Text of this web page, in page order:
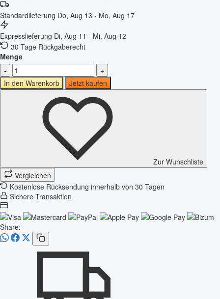
Standardlieferung Do, Aug 13 - Mo, Aug 17
Expresslieferung Di, Aug 11 - Mi, Aug 12
30 Tage Rückgaberecht
Menge
-
+
In den Warenkorb
Jetzt kaufen
Zur Wunschliste
Vergleichen
Kostenlose Rücksendung innerhalb von 30 Tagen
Sichere Transaktion
Share: